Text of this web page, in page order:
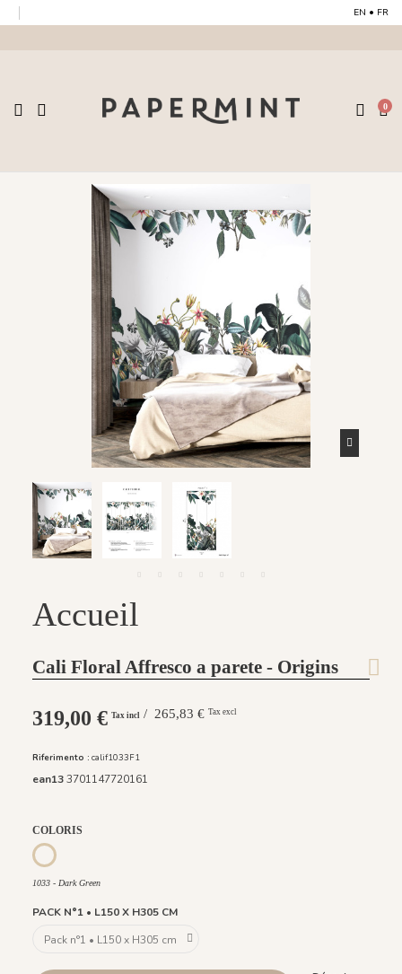
EN • FR
0
Accueil
Cali Floral Affresco a parete - Origins
319,00 € Tax incl / 265,83 € Tax excl
Riferimento : calif1033F1
ean133701147720161
COLORIS
1033 - Dark Green
1033 - Dark Green
PACK N°1 • L150 X H305 CM